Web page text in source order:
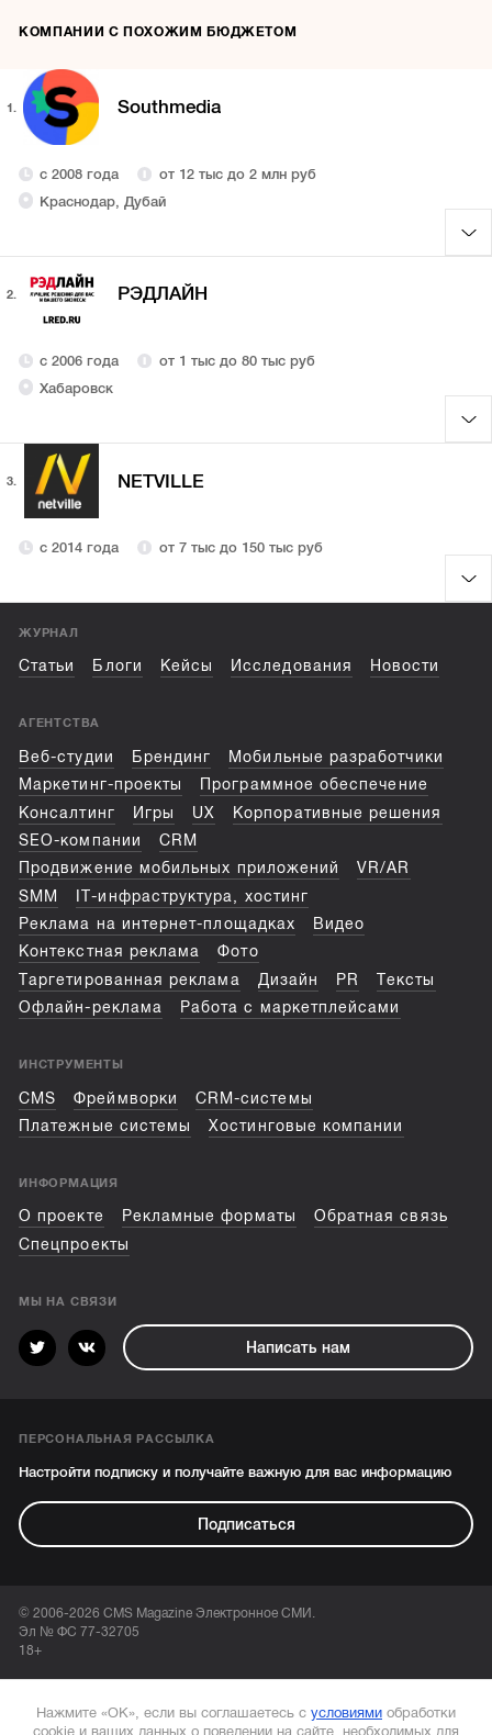
КОМПАНИИ С ПОХОЖИМ БЮДЖЕТОМ
1. Southmedia
с 2008 года
от 12 тыс до 2 млн руб
Краснодар, Дубай
2. РЭДЛАЙН
с 2006 года
от 1 тыс до 80 тыс руб
Хабаровск
3. NETVILLE
с 2014 года от 7 тыс до 150 тыс руб
ЖУРНАЛ
Статьи Блоги Кейсы Исследования Новости
АГЕНТСТВА
Веб-студии Брендинг
Мобильные разработчики
Маркетинг-проекты
Программное обеспечение
Консалтинг
Игры UX
Корпоративные решения
SEO-компании
CRM
Продвижение мобильных приложений
VR/AR
SMM
IT-инфраструктура, хостинг
Реклама на интернет-площадках
Видео
Контекстная реклама
Фото
Таргетированная реклама
Дизайн PR
Тексты
Офлайн-реклама
Работа с маркетплейсами
ИНСТРУМЕНТЫ
CMS Фреймворки
CRM-системы
Платежные системы
Хостинговые компании
ИНФОРМАЦИЯ
О проекте Рекламные форматы
Обратная связь
Спецпроекты
МЫ НА СВЯЗИ
Написать нам
ПЕРСОНАЛЬНАЯ РАССЫЛКА
Настройти подписку и получайте важную для вас информацию
Подписаться
© 2006-2026 CMS Magazine Электронное СМИ.
Эл № ФС 77-32705
18+
Нажмите «ОК», если вы соглашаетесь с условиями обработки
cookie и ваших данных о поведении на сайте, необходимых для